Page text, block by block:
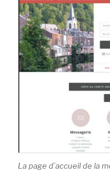
La page d’accueil de la